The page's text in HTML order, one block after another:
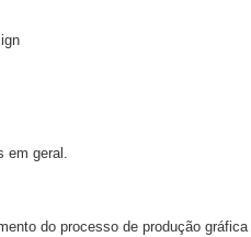
em geral.
do processo de produção